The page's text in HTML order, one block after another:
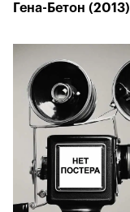
Гена-Бетон (2013)